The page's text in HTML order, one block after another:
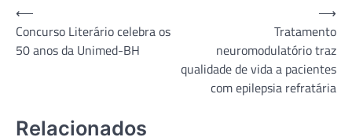
Navegação
de
Post
⟵
Concurso Literário celebra os
50 anos da Unimed-BH
Tratamento
neuromodulatório traz
qualidade de vida a pacientes
com epilepsia refratária
⟶
Relacionados